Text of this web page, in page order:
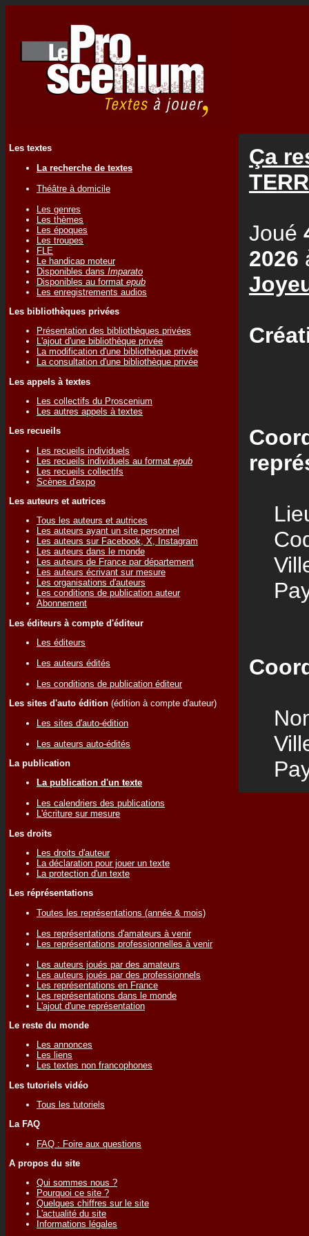
Les textes
La recherche de textes
Théâtre à domicile
Les genres
Les thèmes
Les époques
Les troupes
FLE
Le handicap moteur
Disponibles dans Imparato
Disponibles au format epub
Les enregistrements audios
Les bibliothèques privées
Présentation des bibliothèques privées
L'ajout d'une bibliothèque privée
La modification d'une bibliothèque privée
La consultation d'une bibliothèque privée
Les appels à textes
Les collectifs du Proscenium
Les autres appels à textes
Les recueils
Les recueils individuels
Les recueils individuels au format epub
Les recueils collectifs
Scènes d'expo
Les auteurs et autrices
Tous les auteurs et autrices
Les auteurs ayant un site personnel
Les auteurs sur Facebook, X, Instagram
Les auteurs dans le monde
Les auteurs de France par département
Les auteurs écrivant sur mesure
Les organisations d'auteurs
Les conditions de publication auteur
Abonnement
Les éditeurs à compte d'éditeur
Les éditeurs
Les auteurs édités
Les conditions de publication éditeur
Les sites d'auto édition (édition à compte d'auteur)
Les sites d'auto-édition
Les auteurs auto-édités
La publication
La publication d'un texte
Les calendriers des publications
L'écriture sur mesure
Les droits
Les droits d'auteur
La déclaration pour jouer un texte
La protection d'un texte
Les réprésentations
Toutes les représentations (année & mois)
Les représentations d'amateurs à venir
Les représentations professionnelles à venir
Les auteurs joués par des amateurs
Les auteurs joués par des professionnels
Les représentations en France
Les représentations dans le monde
L'ajout d'une représentation
Le reste du monde
Les annonces
Les liens
Les textes non francophones
Les tutoriels vidéo
Tous les tutoriels
La FAQ
FAQ : Foire aux questions
A propos du site
Qui sommes nous ?
Pourquoi ce site ?
Quelques chiffres sur le site
L'actualité du site
Informations légales
Ça
Joué
2026